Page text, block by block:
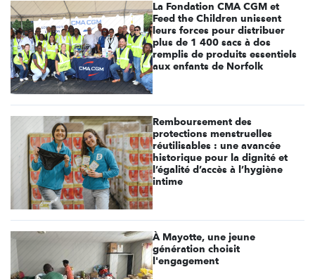
La Fondation CMA CGM et
Feed the Children unissent
leurs forces pour distribuer
plus de 1 400 sacs à dos
remplis de produits essentiels
aux enfants de Norfolk
Remboursement des
protections menstruelles
réutilisables : une avancée
historique pour la dignité et
l’égalité d’accès à l’hygiène
intime
À Mayotte, une jeune
génération choisit
l'engagement